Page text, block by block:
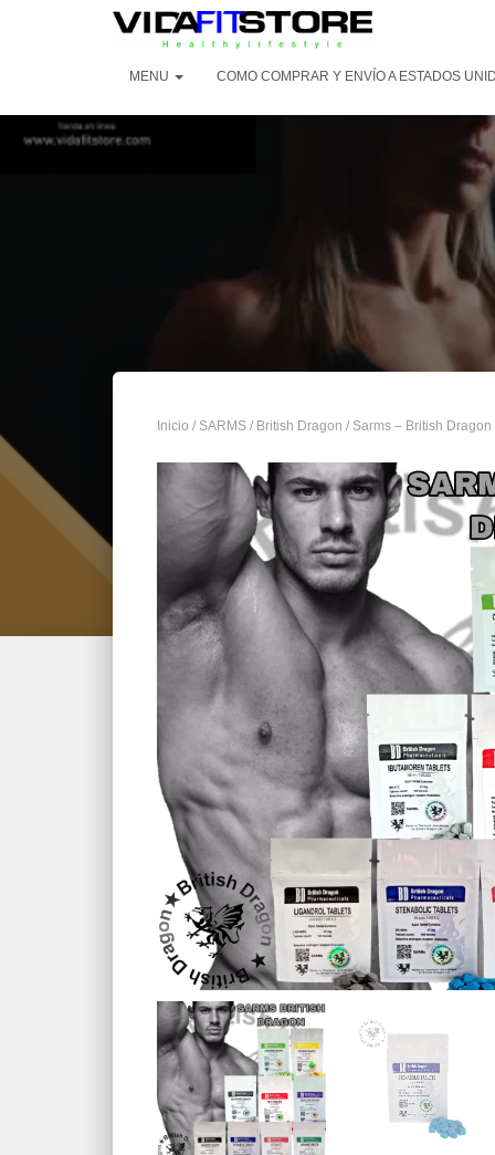
MENU COMO COMPRAR Y ENVÍO A ESTADOS
Inicio / SARMS / British Dragon / Sarms – British Dragon